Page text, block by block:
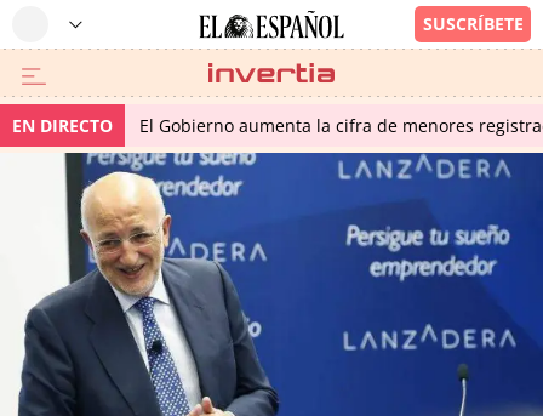
EN DIRECTO El Gobierno aumenta la cifra de menores